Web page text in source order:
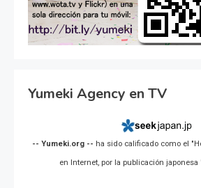
Yumeki Agency en TV
-- Yumeki.org -- ha sido calificado como el
en Internet, por la publicación japonesa